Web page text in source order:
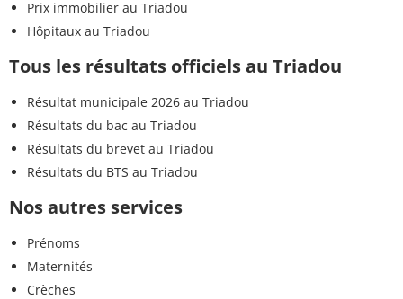
Prix immobilier au Triadou
Hôpitaux au Triadou
Tous les résultats officiels au Triadou
Résultat municipale 2026 au Triadou
Résultats du bac au Triadou
Résultats du brevet au Triadou
Résultats du BTS au Triadou
Nos autres services
Prénoms
Maternités
Crèches